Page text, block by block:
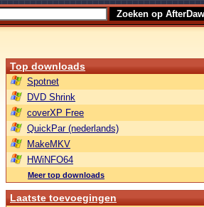
Top downloads
Spotnet
DVD Shrink
coverXP Free
QuickPar (nederlands)
MakeMKV
HWiNFO64
Meer top downloads
Laatste toevoegingen